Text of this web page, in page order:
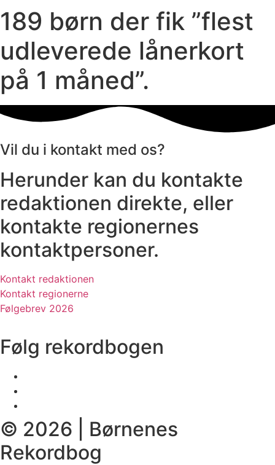
189 børn der fik ”flest
udleverede lånerkort
på 1 måned”.
Vil du i kontakt med os?
Herunder kan du kontakte
redaktionen direkte, eller
kontakte regionernes
kontaktpersoner.
Kontakt redaktionen
Kontakt regionerne
Følgebrev 2026
Følg rekordbogen
© 2026 | Børnenes
Rekordbog